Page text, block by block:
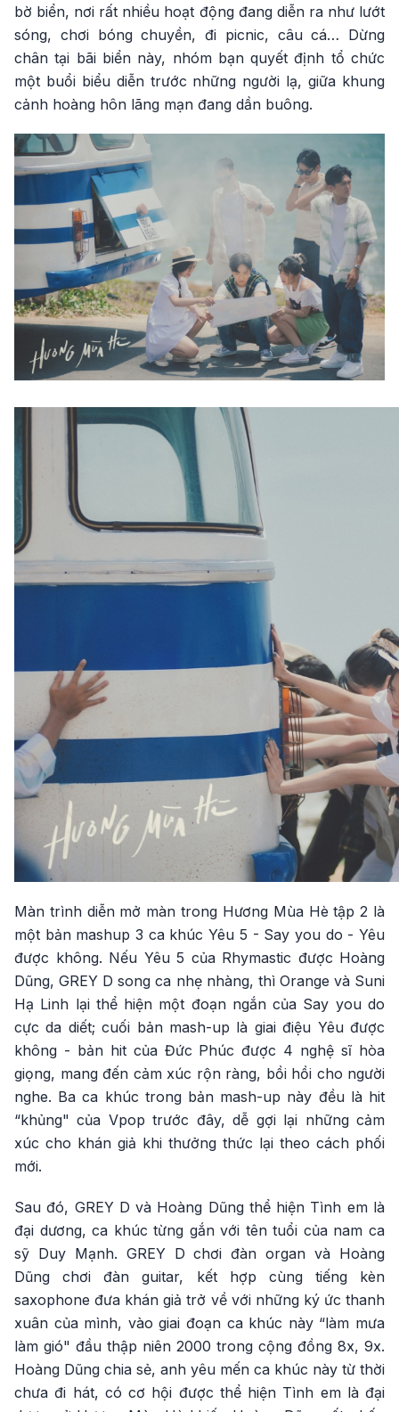
bờ biển, nơi rất nhiều hoạt động đang diễn ra như lướt
sóng, chơi bóng chuyền, đi picnic, câu cá… Dừng
chân tại bãi biển này, nhóm bạn quyết định tổ chức
một buổi biểu diễn trước những người lạ, giữa khung
cảnh hoàng hôn lãng mạn đang dần buông.
Màn trình diễn mở màn trong Hương Mùa Hè tập 2 là
một bản mashup 3 ca khúc Yêu 5 - Say you do - Yêu
được không. Nếu Yêu 5 của Rhymastic được Hoàng
Dũng, GREY D song ca nhẹ nhàng, thì Orange và Suni
Hạ Linh lại thể hiện một đoạn ngắn của Say you do
cực da diết; cuối bản mash-up là giai điệu Yêu được
không - bản hit của Đức Phúc được 4 nghệ sĩ hòa
giọng, mang đến cảm xúc rộn ràng, bồi hồi cho người
nghe. Ba ca khúc trong bản mash-up này đều là hit
“khủng" của Vpop trước đây, dễ gợi lại những cảm
xúc cho khán giả khi thưởng thức lại theo cách phối
mới.
Sau đó, GREY D và Hoàng Dũng thể hiện Tình em là
đại dương, ca khúc từng gắn với tên tuổi của nam ca
sỹ Duy Mạnh. GREY D chơi đàn organ và Hoàng
Dũng chơi đàn guitar, kết hợp cùng tiếng kèn
saxophone đưa khán giả trở về với những ký ức thanh
xuân của mình, vào giai đoạn ca khúc này “làm mưa
làm gió" đầu thập niên 2000 trong cộng đồng 8x, 9x.
Hoàng Dũng chia sẻ, anh yêu mến ca khúc này từ thời
chưa đi hát, có cơ hội được thể hiện Tình em là đại